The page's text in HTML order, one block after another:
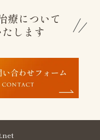
療について
します